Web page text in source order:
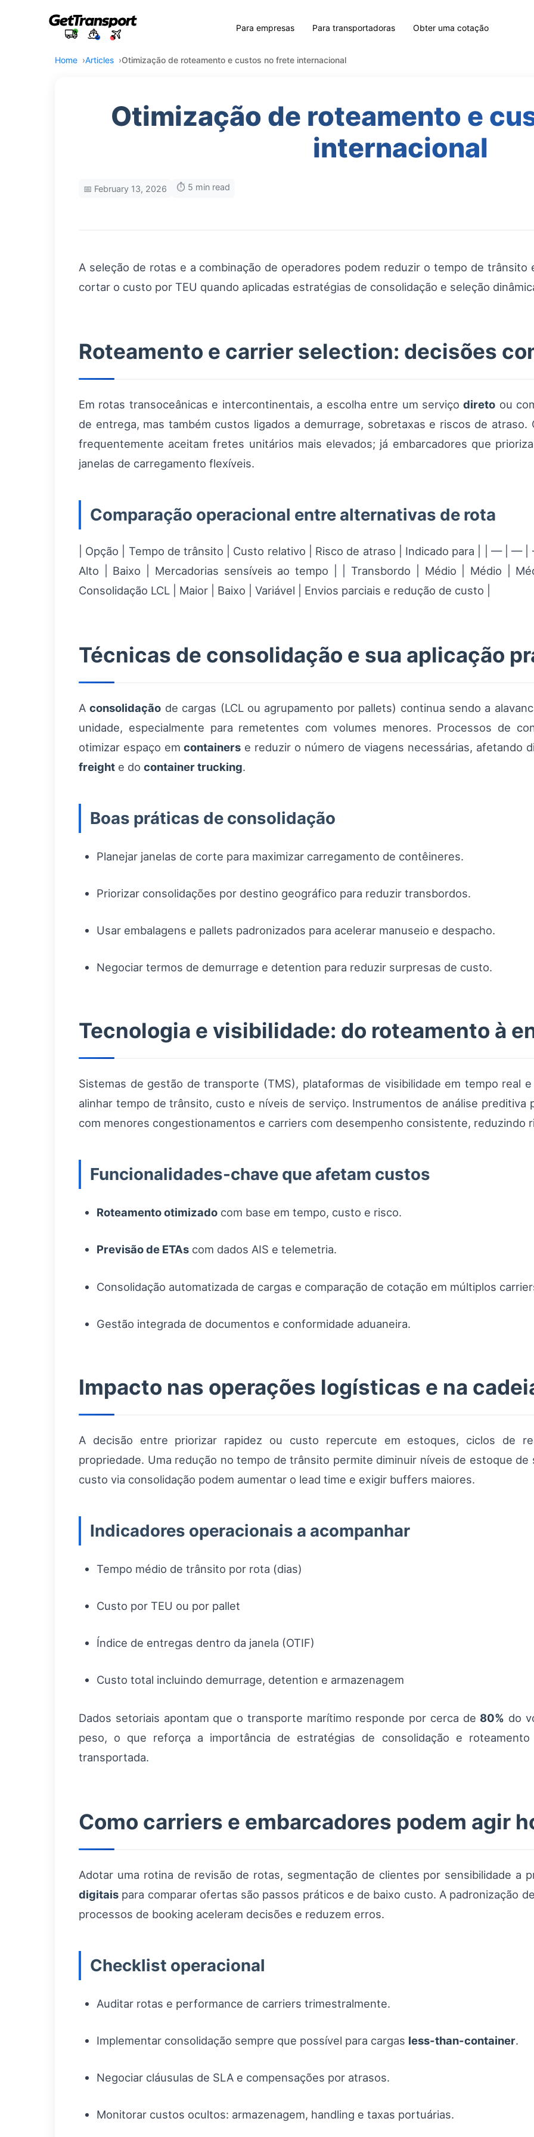
Para empresas Para transportadoras Obter uma cotação
Home Articles Otimização de roteamento e custos no frete internacional
Otimização de roteamento e
internacional
📅 February 13, 2026 ⏱️ 5 min read
A seleção de rotas e a combinação de operadores podem reduzir o tempo de
cortar o custo por TEU quando aplicadas estratégias de consolidação e seleção
Roteamento e carrier selection: decisões
Em rotas transoceânicas e intercontinentais, a escolha entre um serviçodireto ou
de entrega, mas também custos ligados a demurrage, sobretaxas e riscos de atraso.
frequentemente aceitam fretes unitários mais elevados; já embarcadores que
janelas de carregamento flexíveis.
Comparação operacional entre alternativas de rota
| Opção | Tempo de trânsito | Custo relativo | Risco de atraso | Indicado para | | — |
Alto | Baixo | Mercadorias sensíveis ao tempo | | Transbordo | Médio | Médio |
Consolidação LCL | Maior | Baixo | Variável | Envios parciais e redução de custo |
Técnicas de consolidação e sua aplicação
Aconsolidação de cargas (LCL ou agrupamento por pallets) continua sendo a
unidade, especialmente para remetentes com volumes menores. Processos de
otimizar espaço emcontainers e reduzir o número de viagens necessárias, afetando
freight e do container trucking.
Boas práticas de consolidação
Planejar janelas de corte para maximizar carregamento de contêineres.
Priorizar consolidações por destino geográfico para reduzir transbordos.
Usar embalagens e pallets padronizados para acelerar manuseio e despacho.
Negociar termos de demurrage e detention para reduzir surpresas de custo.
Tecnologia e visibilidade: do roteamento à
Sistemas de gestão de transporte (TMS), plataformas de visibilidade em tempo real
alinhar tempo de trânsito, custo e níveis de serviço. Instrumentos de análise
com menores congestionamentos e carriers com desempenho consistente, reduzindo
Funcionalidades-chave que afetam custos
Roteamento otimizado com base em tempo, custo e risco.
Previsão de ETAs com dados AIS e telemetria.
Consolidação automatizada de cargas e comparação de cotação em múltiplos
Gestão integrada de documentos e conformidade aduaneira.
Impacto nas operações logísticas e na
A decisão entre priorizar rapidez ou custo repercute em estoques, ciclos de
propriedade. Uma redução no tempo de trânsito permite diminuir níveis de estoque
custo via consolidação podem aumentar o lead time e exigir buffers maiores.
Indicadores operacionais a acompanhar
Tempo médio de trânsito por rota (dias)
Custo por TEU ou por pallet
Índice de entregas dentro da janela (OTIF)
Custo total incluindo demurrage, detention e armazenagem
Dados setoriais apontam que o transporte marítimo responde por cerca de 80% do
peso, o que reforça a importância de estratégias de consolidação e
transportada.
Como carriers e embarcadores podem agir
Adotar uma rotina de revisão de rotas, segmentação de clientes por sensibilidade a
digitais para comparar ofertas são passos práticos e de baixo custo. A padronização
processos de booking aceleram decisões e reduzem erros.
Checklist operacional
Auditar rotas e performance de carriers trimestralmente.
Implementar consolidação sempre que possível para cargas less-than-container.
Negociar cláusulas de SLA e compensações por atrasos.
Monitorar custos ocultos: armazenagem, handling e taxas portuárias.